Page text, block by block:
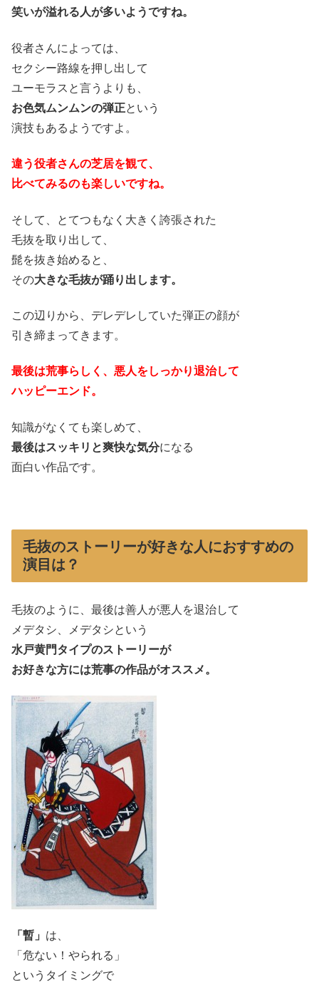
笑いが溢れる人が多いようですね。
役者さんによっては、
セクシー路線を押し出して
ユーモラスと言うよりも、
お色気ムンムンの弾正という
演技もあるようですよ。
違う役者さんの芝居を観て、
比べてみるのも楽しいですね。
そして、とてつもなく大きく誇張された
毛抜を取り出して、
髭を抜き始めると、
その大きな毛抜が踊り出します。
この辺りから、デレデレしていた弾正の顔が
引き締まってきます。
最後は荒事らしく、悪人をしっかり退治して
ハッピーエンド。
知識がなくても楽しめて、
最後はスッキリと爽快な気分になる
面白い作品です。
毛抜のストーリーが好きな人におすすめの
演目は？
毛抜のように、最後は善人が悪人を退治して
メデタシ、メデタシという
水戸黄門タイプのストーリーが
お好きな方には荒事の作品がオススメ。
「暫」 は、
「危ない！やられる」
というタイミングで